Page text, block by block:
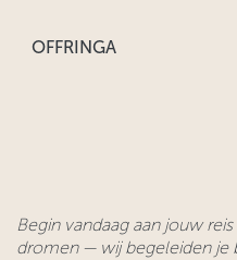
OFFRINGA
Begin vandaag aan jouw
dromen — wij begeleiden je